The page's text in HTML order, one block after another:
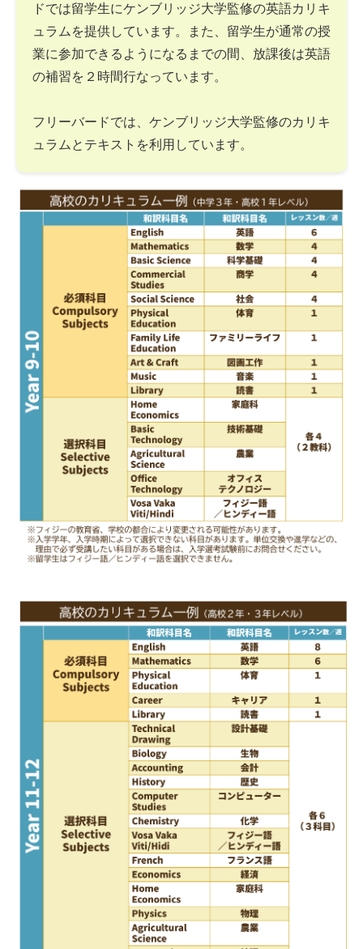
ドでは留学生にケンブリッジ大学監修の英語カリキ
ュラムを提供しています。また、留学生が通常の授
業に参加できるようになるまでの間、放課後は英語
の補習を２時間行なっています。
フリーバードでは、ケンブリッジ大学監修のカリキ
ュラムとテキストを利用しています。